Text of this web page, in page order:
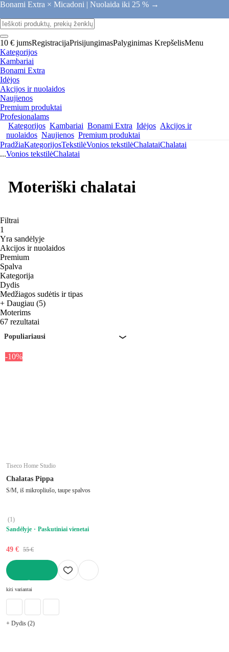
Bonami Extra × Micadoni | Nuolaida iki 25 % →
10 € jumsRegistracijaPrisijungimasPalyginimas KrepšelisMenu
Kategorijos
Kambariai
Bonami Extra
Idėjos
Akcijos ir nuolaidos
Naujienos
Premium produktai
Profesionalams
Kategorijos Kambariai Bonami Extra Idėjos Akcijos ir
nuolaidos Naujienos Premium produktai
PradžiaKategorijosTekstilėVonios tekstilėChalataiChalatai
...Vonios tekstilėChalatai
Moteriški chalatai
Filtrai
1
Yra sandėlyje
Akcijos ir nuolaidos
Premium
Spalva
Kategorija
Dydis
Medžiagos sudėtis ir tipas
+ Daugiau (5)
Moterims
67 rezultatai
Populiariausi
-10%
Tiseco Home Studio
Chalatas Pippa
S/M, iš mikropliušo, taupe spalvos
(1)
Sandėlyje
Paskutiniai vienetai
49 € 55 €
kiti variantai
+ Dydis (2)